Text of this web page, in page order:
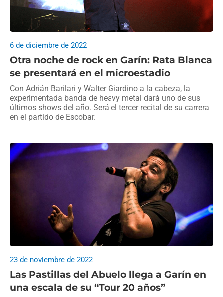
Otra noche de rock en Garín: Rata Blanca
se presentará en el microestadio
6 de diciembre de 2022
Con Adrián Barilari y Walter Giardino a la cabeza, la
experimentada banda de heavy metal dará uno de sus
últimos shows del año. Será el tercer recital de su carrera
en el partido de Escobar.
Las Pastillas del Abuelo llega a Garín en
una escala de su “Tour 20 años”
23 de noviembre de 2022